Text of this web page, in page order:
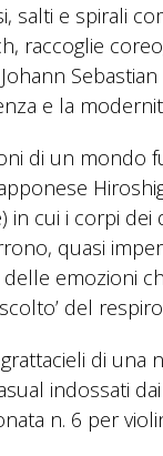
salti e spirali
raccoglie
e la
di un mondo
in cui i corpi dei
quasi
emozioni
del
di una
indossati
n. 6 per